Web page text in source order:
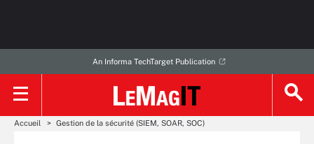
An Informa TechTarget Publication
Accueil Gestion de la sécurité (SIEM, SOAR, SOC)